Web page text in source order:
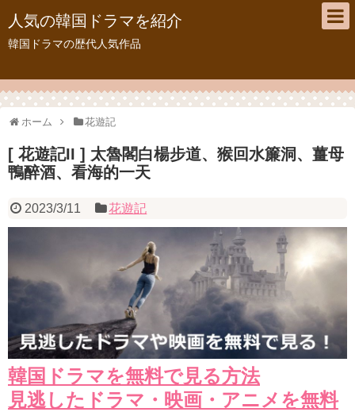
人気の韓国ドラマを紹介
韓国ドラマの歴代人気作品
ホーム 花遊記
[ 花遊記II ] 太魯閣白楊步道、猴回水簾洞、薑母
鴨醉酒、看海的一天
2023/3/11 花遊記
韓国ドラマを無料で見る方法
見逃したドラマ・映画・アニメを無料